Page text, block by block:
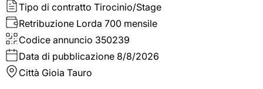
Tipo di contratto Tirocinio/Stage
Retribuzione Lorda 700 mensile
Codice annuncio 350239
Data di pubblicazione 8/8/2026
Città Gioia Tauro